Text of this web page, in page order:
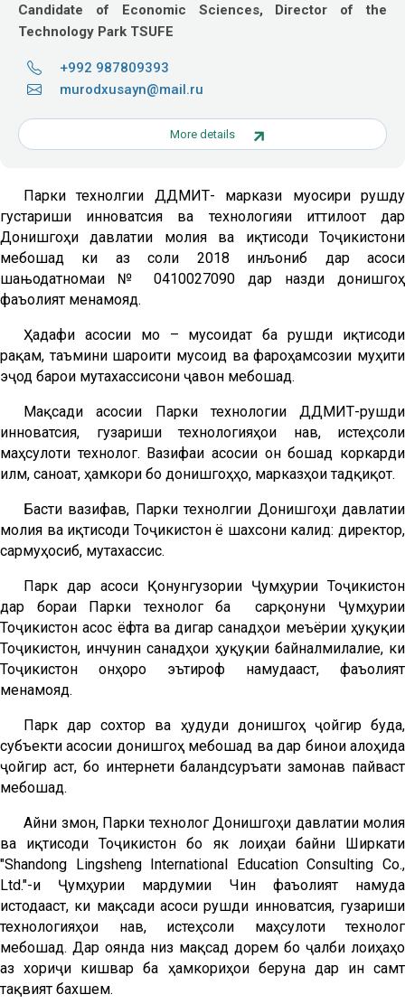
Candidate of Economic Sciences, Director of the
Technology Park TSUFE
+992 987809393
murodxusayn@mail.ru
More details
Парки технолгии ДДМИТ- маркази муосири рушду
густариши инноватсия ва технологияи иттилоотӣ дар
Донишгоҳи давлатии молия ва иқтисоди Тоҷикистони
мебошад ки аз соли 2018 инљониб дар асоси
шањодатномаи № 0410027090 дар назди донишгоҳ
фаъолият менамояд.
Ҳадафи асосии мо – мусоидат ба рушди иқтисоди
рақамӣ, таъмини шароити мусоид ва фароҳамсозии муҳити
эҷодӣ барои мутахассисони ҷавон мебошад.
Мақсади асосии Парки технологии ДДМИТ-рушди
инноватсия, гузариши технологияҳои нав, истеҳсоли
маҳсулоти технологӣ. Вазифаи асосии он бошад коркарди
илмӣ, саноат, ҳамкори бо донишгоҳҳо, марказҳои тадқиқотӣ.
Басти вазифавӣ, Парки технолгии Донишгоҳи давлатии
молия ва иқтисоди Тоҷикистон ё шахсони калидӣ: директор,
сармуҳосиб, мутахассис.
Парк дар асоси Қонунгузории Ҷумҳурии Тоҷикистон
дар бораи Парки технологӣ ба сарқонуни Ҷумҳурии
Тоҷикистон асос ёфта ва дигар санадҳои меъёрии ҳуқуқии
Тоҷикистон, инчунин санадҳои ҳуқуқии байналмилалие, ки
Тоҷикистон онҳоро эътироф намудааст, фаъолият
менамояд.
Парк дар сохтор ва ҳудуди донишгоҳ ҷойгир буда,
субъекти асосии донишгоҳ мебошад ва дар бинои алоҳида
ҷойгир аст, бо интернети баландсуръати замонавӣ пайваст
мебошад.
Айни змон, Парки технологӣ Донишгоҳи давлатии молия
ва иқтисоди Тоҷикистон бо як лоиҳаи байни Ширкати
"Shandong Lingsheng International Education Consulting Co.,
Ltd."-и Ҷумҳурии мардумии Чин фаъолият намуда
истодааст, ки мақсади асоси рушди инноватсия, гузариши
технологияҳои нав, истеҳсоли маҳсулоти технологӣ
мебошад. Дар оянда низ мақсад дорем бо ҷалби лоиҳаҳо
аз хориҷи кишвар ба ҳамкориҳои беруна дар ин самт
тақвият бахшем.